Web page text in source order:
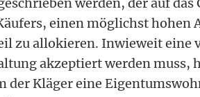
werden, der auf
einen möglichst hohen
zu allokieren. Inwieweit
akzeptiert werden muss,
der Kläger eine